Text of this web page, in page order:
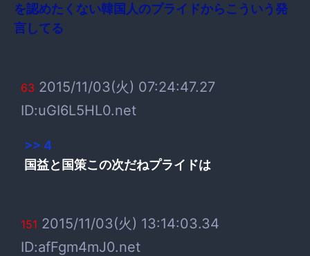
を認めたくない韓国人のプライドからこういう発
言してる
63 2015/11/03(火) 07:24:47.27
ID:uGI6L5HL0.net
>> 4
国益と国策この次だねプライドは
151 2015/11/03(火) 13:14:03.34
ID:afFgm4mJ0.net